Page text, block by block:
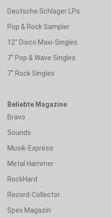
Deutsche Schlager LPs
Pop & Rock Sampler
12" Disco Maxi-Singles
7" Pop & Wave Singles
7" Rock Singles
Beliebte Magazine
Bravo
Sounds
Musik-Express
Metal Hammer
RockHard
Record-Collector
Spex Magazin